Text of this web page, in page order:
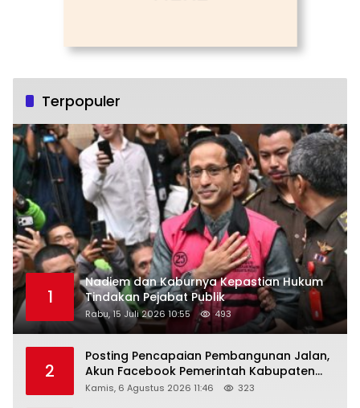
Terpopuler
1
Nadiem dan Kaburnya Kepastian Hukum
Tindakan Pejabat Publik
Rabu, 15 Juli 2026 10:55 493
2
Posting Pencapaian Pembangunan Jalan,
Akun Facebook Pemerintah Kabupaten
Rembang “Dirujak” Warganet
Kamis, 6 Agustus 2026 11:46 323